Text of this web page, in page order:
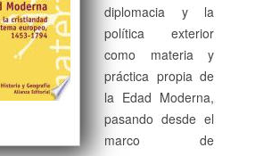
diplomacia y la
política exterior
como materia y
práctica propia de
la Edad Moderna,
pasando desde el
marco de